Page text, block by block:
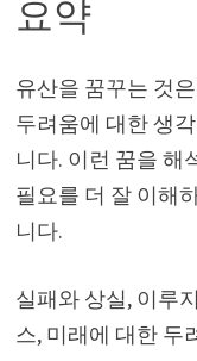
요약
유산을 꿈꾸는 것
두려움에 대한 생
니다. 이런 꿈을 해
필요를 더 잘 이해
니다.
실패와 상실, 이루
스, 미래에 대한 두